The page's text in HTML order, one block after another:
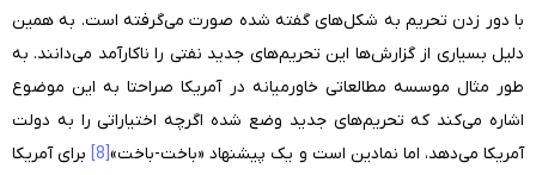
با دور زدن تحریم به شکل‌های گفته شده صورت می‌گرفته است. به همین
دلیل بسیاری از گزارش‌ها این تحریم‌های جدید نفتی را ناکارآمد می‌دانند. به
طور مثال موسسه مطالعاتی خاورمیانه در آمریکا صراحتا به این موضوع
اشاره می‌کند که تحریم‌های جدید وضع شده اگرچه اختیاراتی را به دولت
آمریکا می‌دهد، اما نمادین است و یک پیشنهاد «باخت-باخت»[8]
برای آمریکا